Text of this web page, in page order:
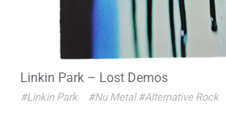
Linkin Park – Lost Demos
#Linkin Park #Nu Metal #Alternative Rock